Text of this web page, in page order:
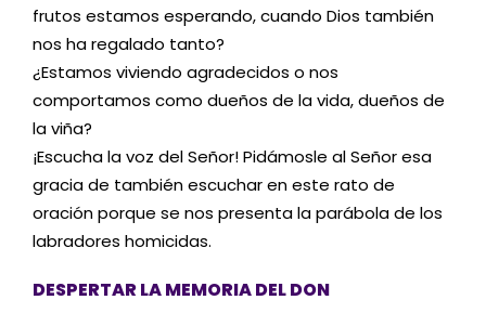
frutos estamos esperando, cuando Dios también
nos ha regalado tanto?
¿Estamos viviendo agradecidos o nos
comportamos como dueños de la vida, dueños de
la viña?
¡Escucha la voz del Señor! Pidámosle al Señor esa
gracia de también escuchar en este rato de
oración porque se nos presenta la parábola de los
labradores homicidas.
DESPERTAR LA MEMORIA DEL DON